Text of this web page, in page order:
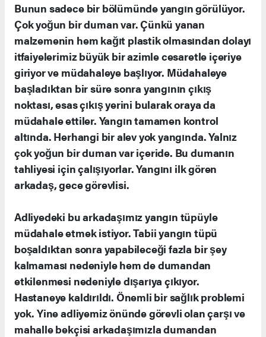
Bunun sadece bir bölümünde yangın görülüyor.
Çok yoğun bir duman var. Çünkü yanan
malzemenin hem kağıt plastik olmasından dolayı
itfaiyelerimiz büyük bir azimle cesaretle içeriye
giriyor ve müdahaleye başlıyor. Müdahaleye
başladıktan bir süre sonra yangının çıkış
noktası, esas çıkış yerini bularak oraya da
müdahale ettiler. Yangın tamamen kontrol
altında. Herhangi bir alev yok yangında. Yalnız
çok yoğun bir duman var içeride. Bu dumanın
tahliyesi için çalışıyorlar. Yangını ilk gören
arkadaş, gece görevlisi.
Adliyedeki bu arkadaşımız yangın tüpüyle
müdahale etmek istiyor. Tabii yangın tüpü
boşaldıktan sonra yapabileceği fazla bir şey
kalmaması nedeniyle hem de dumandan
etkilenmesi nedeniyle dışarıya çıkıyor.
Hastaneye kaldırıldı. Önemli bir sağlık problemi
yok. Yine adliyemiz önünde görevli olan çarşı ve
mahalle bekçisi arkadaşımızla dumandan